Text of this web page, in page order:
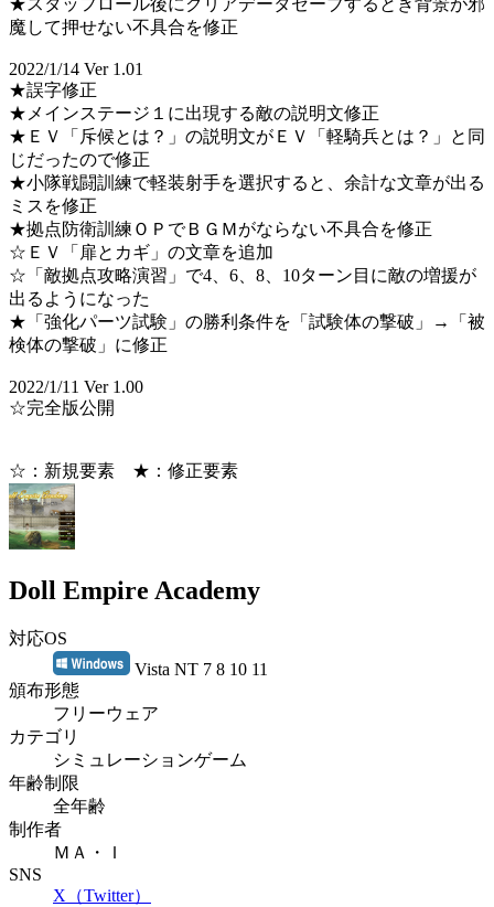
★スタッフロール後にクリアデータセーブするとき背景が邪
魔して押せない不具合を修正
2022/1/14 Ver 1.01
★誤字修正
★メインステージ１に出現する敵の説明文修正
★ＥＶ「斥候とは？」の説明文がＥＶ「軽騎兵とは？」と同
じだったので修正
★小隊戦闘訓練で軽装射手を選択すると、余計な文章が出る
ミスを修正
★拠点防衛訓練ＯＰでＢＧＭがならない不具合を修正
☆ＥＶ「扉とカギ」の文章を追加
☆「敵拠点攻略演習」で4、6、8、10ターン目に敵の増援が
出るようになった
★「強化パーツ試験」の勝利条件を「試験体の撃破」→「被
検体の撃破」に修正
2022/1/11 Ver 1.00
☆完全版公開
☆：新規要素 ★：修正要素
Doll Empire Academy
対応OS
Vista NT 7 8 10 11
頒布形態
フリーウェア
カテゴリ
シミュレーションゲーム
年齢制限
全年齢
制作者
ＭＡ・Ｉ
SNS
X（Twitter）